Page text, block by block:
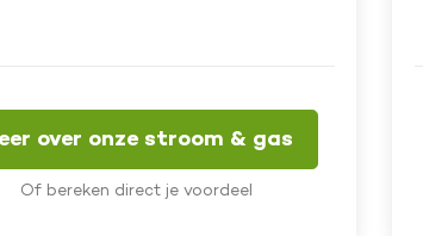
over onze stroom & gas
Of bereken direct je voordeel